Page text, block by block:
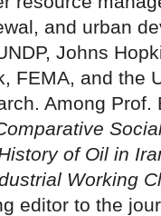
and urban
Johns
FEMA, and the
Among Prof.
of Oil in
Working
editor to the